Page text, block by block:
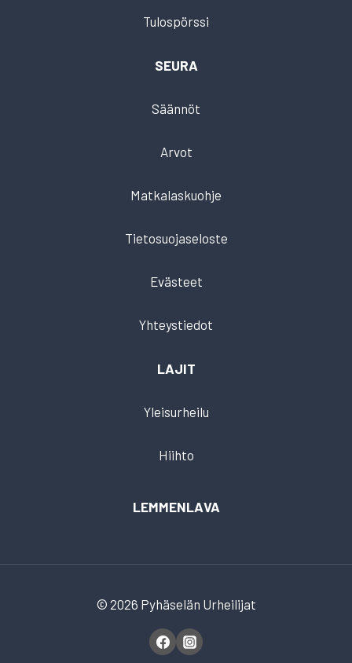
Tulospörssi
SEURA
Säännöt
Arvot
Matkalaskuohje
Tietosuojaseloste
Evästeet
Yhteystiedot
LAJIT
Yleisurheilu
Hiihto
LEMMENLAVA
© 2026 Pyhäselän Urheilijat